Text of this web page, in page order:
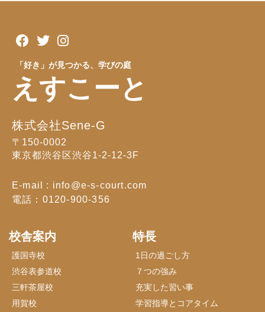
「好き」が見つかる、学びの庭
えすこーと
株式会社Sene-G
〒150-0002
東京都渋谷区渋谷1-2-12-3F
E-mail : info@e-s-court.com
電話：0120-900-356
校舎案内
護国寺校
渋谷表参道校
三軒茶屋校
用賀校
特長
1日の過ごし方
７つの強み
充実した習い事
学習指導とコアタイム